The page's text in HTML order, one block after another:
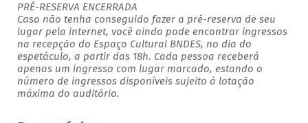
PRÉ-RESERVA ENCERRADA
Caso não tenha conseguido fazer a pré-reserva de seu
lugar pela internet, você ainda pode encontrar ingressos
na recepção do Espaço Cultural BNDES, no dia do
espetáculo, a partir das 18h. Cada pessoa receberá
apenas um ingresso com lugar marcado, estando o
número de ingressos disponíveis sujeito à lotação
máxima do auditório.